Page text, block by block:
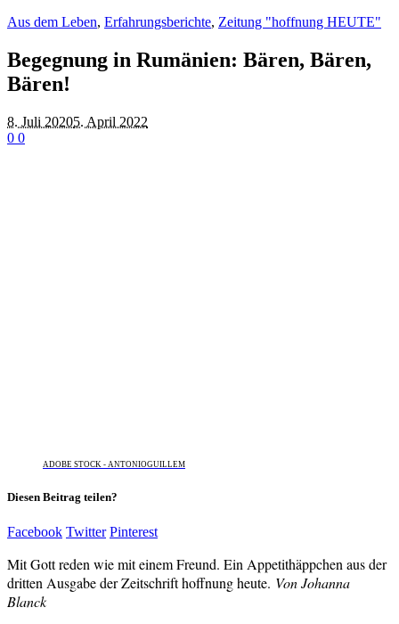
Aus dem Leben, Erfahrungsberichte, Zeitung "hoffnung HEUTE"
Begegnung in Rumänien: Bären, Bären,
Bären!
8. Juli 20205. April 2022
0 0
ADOBE STOCK - ANTONIOGUILLEM
Diesen Beitrag teilen?
Facebook Twitter Pinterest
Mit Gott reden wie mit einem Freund. Ein Appetithäppchen aus der
dritten Ausgabe der Zeitschrift hoffnung heute. Von Johanna
Blanck